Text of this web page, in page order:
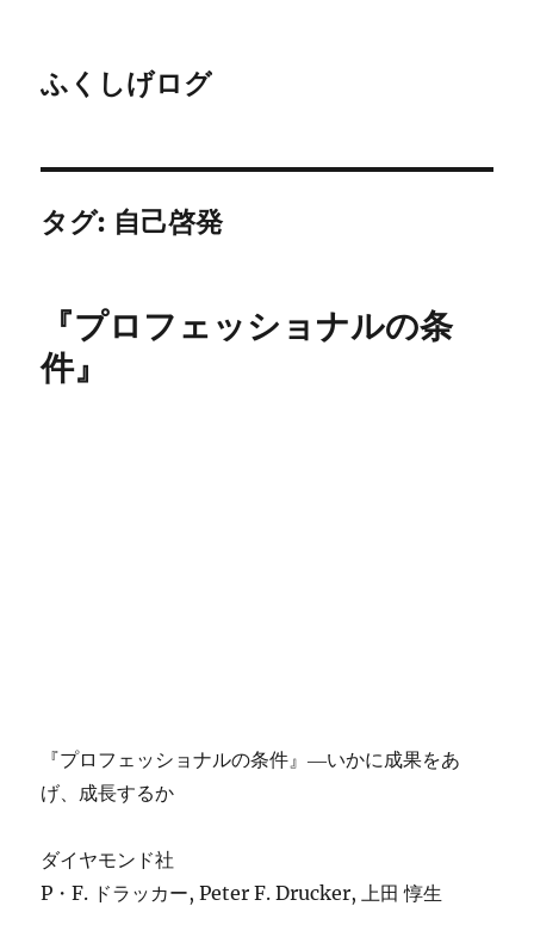
ふくしげログ
タグ: 自己啓発
『プロフェッショナルの条
件』
『プロフェッショナルの条件』―いかに成果をあ
げ、成長するか
ダイヤモンド社
P・F. ドラッカー, Peter F. Drucker, 上田 惇生